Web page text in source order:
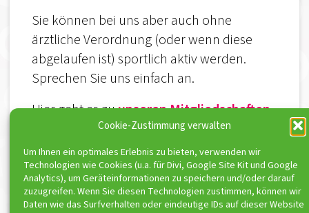
Cookie-Zustimmung verwalten
Um Ihnen ein optimales Erlebnis zu bieten, verwenden wir
Technologien wie Cookies (u.a. für Divi, Google Site Kit und Google
Analytics), um Geräteinformationen zu speichern und/oder darauf
zuzugreifen. Wenn Sie diesen Technologien zustimmen, können wir
Daten wie das Surfverhalten oder eindeutige IDs auf dieser Website
Sie können bei uns aber auch ohne
ärztliche Verordnung (oder wenn diese
abgelaufen ist) sportlich aktiv werden.
Sprechen Sie uns einfach an.
Hier geht es zuunseren Mitgliedschaften.
ToniSport e.V. ist Kooperationspartner von